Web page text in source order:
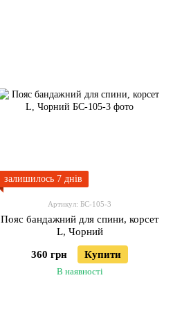
залишилось 7 днів
Артикул: БС-105-3
Пояс бандажний для спини, корсет
L, Чорний
360 грн Купити
В наявності